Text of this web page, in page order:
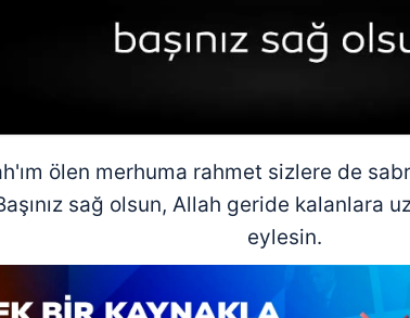
ölen merhuma rahmet sizlere de
sağ olsun, Allah geride kalanlara
eylesin.